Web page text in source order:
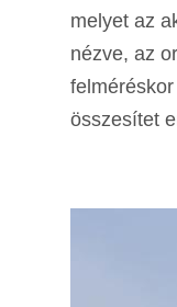
melyet az
nézve, az
összesítet